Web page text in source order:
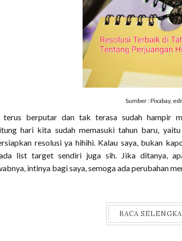
Sumber : Pixabay,
terus berputar dan tak terasa sudah hampir
hari kita sudah memasuki tahun baru,
resolusi ya hihihi. Kalau saya, bukan
list target sendiri juga sih. Jika ditanya,
intinya bagi saya, semoga ada perubahan
BACA